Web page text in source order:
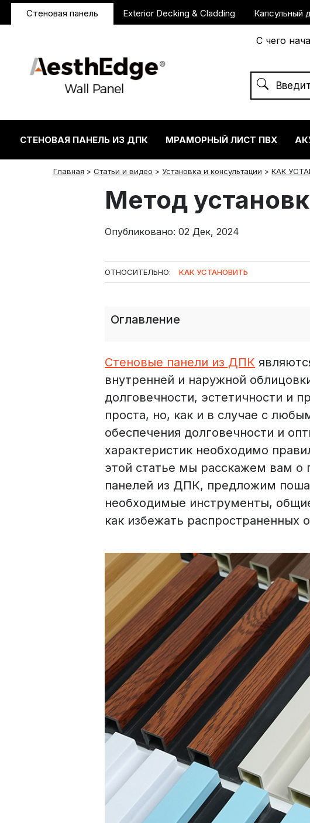
Стеновая панель Exterior Decking & Cladding Капсульный
С чего
СТЕНОВАЯ ПАНЕЛЬ ИЗ ДПК МРАМОРНЫЙ ЛИСТ ПВХ
Главная >Статьи и видео > Установка и консультации >КАК
twitterfacebook
linkedin
redditinstagram
Метод
Опубликовано: 02 Дек, 2024
ОТНОСИТЕЛЬНО: КАК УСТАНОВИТЬ
Оглавление
Стеновые панели из ДПК
внутренней и наружной
долговечности, эстетичности и
проста, но, как и в случае с
обеспечения долговечности и
характеристик необходимо
этой статье мы расскажем вам о
панелей из ДПК, предложим
необходимые инструменты,
как избежать распространенных